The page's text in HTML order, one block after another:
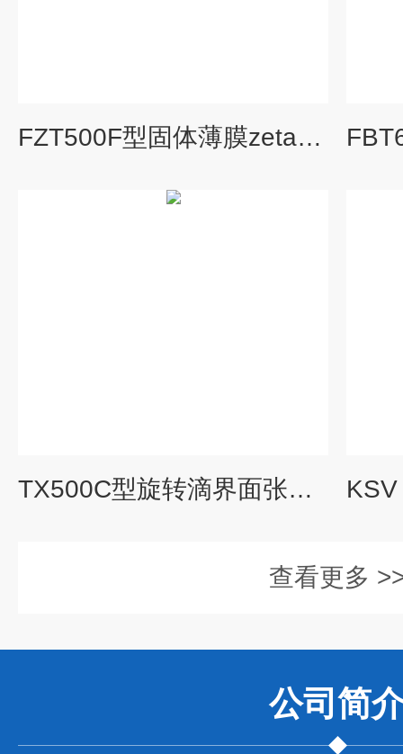
FZT500F型固体薄膜zeta电位仪
TX500C型旋转滴界面张力仪
查看更多
公司 简